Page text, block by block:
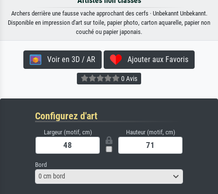
Archers derrière une fausse vache approchant des cerfs · Unbekannt Unbekannt.
Disponible en impression d'art sur toile, papier photo, carton aquarelle, papier non
couché ou papier japonais.
Voir en 3D / AR Ajouter aux Favoris
0 Avis
Configurez d'art
Largeur (motif, cm) Hauteur (motif, cm)
Bord
0 cm bord